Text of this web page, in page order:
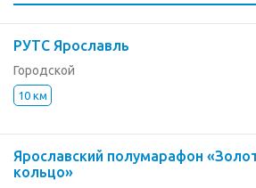
РУТС Ярославль
Городской
10 км
Ярославский полумарафон
кольцо»